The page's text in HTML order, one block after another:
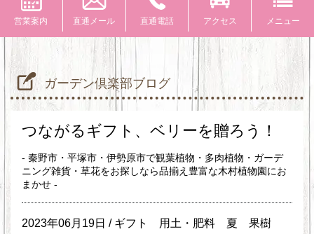
営業案内 直通メール 直通電話 アクセス メニュー
ガーデン倶楽部ブログ
つながるギフト、ベリーを贈ろう！
- 秦野市・平塚市・伊勢原市で観葉植物・多肉植物・ガーデ
ニング雑貨・草花をお探しなら品揃え豊富な木村植物園にお
まかせ -
2023年06月19日 / ギフト 用土・肥料 夏
果樹